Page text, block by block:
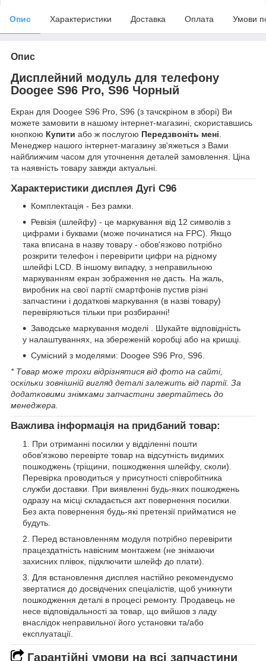
Опис Характеристики Доставка Оплата Умови
Опис
Дисплейний модуль для телефону
Doogee S96 Pro, S96 Чорный
Екран для Doogee S96 Pro, S96 (з тачскріном в зборі) Ви
можете замовити в нашому інтернет-магазині, скориставшись
кнопкою Купити або ж послугою Передзвоніть мені
Менеджер нашого інтернет-магазину зв'яжеться з Вами
найближчим часом для уточнення деталей замовлення. Ціна
та наявність товару завжди актуальні.
Характеристики дисплея Дугі С96
Комплектація - Без рамки.
Ревізія (шлейфу) - це маркування від 12 символів з
цифрами і буквами (може починатися на FPC). Якщо
така вписана в назву товару - обов'язково потрібно
розкрити телефон і перевірити цифри на рідному
шлейфі LCD. В іншому випадку, з неправильною
маркуванням екран зображення не дасть. На жаль,
виробник на свої партії смартфонів пустив різні
запчастини і додаткові маркування (в назві товару)
перевіряються тільки при розбиранні!
Заводське маркування моделі . Шукайте відповідність
у налаштуваннях, на збереженій коробці або на кришці.
Сумісний з моделями: Doogee S96 Pro, S96.
* Товар може трохи відрізнятися від фото на сайті,
оскільки зовнішній вигляд деталі залежить від партії. За
додатковими знімками запчастини звертайтесь до
менеджера.
Важлива інформація на придбаний товар:
При отриманні посилки у відділенні пошти
обов'язково перевірте товар на відсутність видимих
пошкоджень (тріщини, пошкодження шлейфу, сколи).
Перевірка проводиться у присутності співробітника
служби доставки. При виявленні будь-яких пошкоджень
одразу на місці складається акт повернення посилки.
Без акта повернення будь-які претензії прийматися не
будуть.
Перед встановленням модуля потрібно перевірити
працездатність навісним монтажем (не знімаючи
захисних плівок, підключити шлейф до плати).
Для встановлення дисплея настійно рекомендуємо
звертатися до досвідчених спеціалістів, щоб уникнути
пошкодження деталі в процесі ремонту. Продавець не
несе відповідальності за товар, що вийшов з ладу
внаслідок неправильної його установки та/або
експлуатації.
Гарантійні умови на всі запчастини